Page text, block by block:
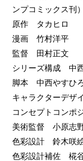
ンプコミックス刊）
原作 タカヒロ
漫画 竹村洋平
監督 田村正文
シリーズ構成 中
脚本 中西やすひ
キャラクターデ
コンセプトコン
美術監督 小原志
色彩設計 鈴木咲
色彩設計補佐 椛